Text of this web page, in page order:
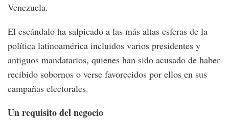
Venezuela.
El escándalo ha salpicado a las más altas esferas de la
política latinoamérica incluidos varios presidentes y
antiguos mandatarios, quienes han sido acusado de haber
recibido sobornos o verse favorecidos por ellos en sus
campañas electorales.
Un requisito del negocio